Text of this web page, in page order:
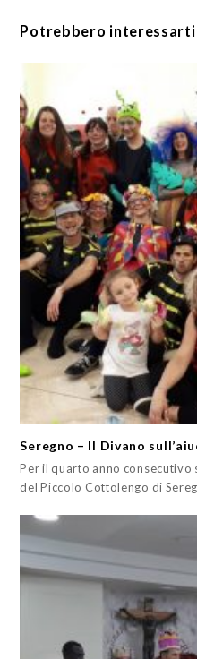
Potrebbero interessarti
Seregno – Il Divano
Per il quarto anno consecutivo
del Piccolo Cottolengo di